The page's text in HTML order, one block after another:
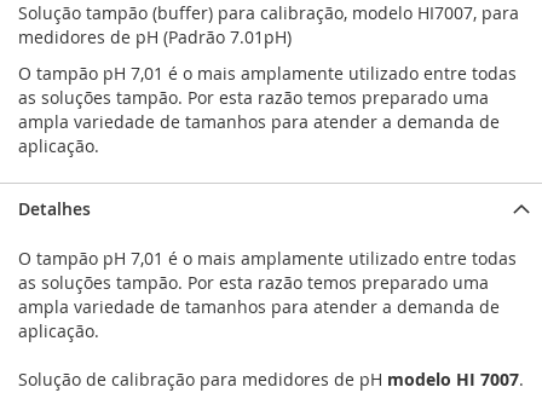
Solução tampão (buffer) para calibração, modelo HI7007, para
medidores de pH (Padrão 7.01pH)
O tampão pH 7,01 é o mais amplamente utilizado entre todas
as soluções tampão. Por esta razão temos preparado uma
ampla variedade de tamanhos para atender a demanda de
aplicação.
Detalhes
O tampão pH 7,01 é o mais amplamente utilizado entre todas
as soluções tampão. Por esta razão temos preparado uma
ampla variedade de tamanhos para atender a demanda de
aplicação.
Solução de calibração para medidores de pH modelo HI 7007.